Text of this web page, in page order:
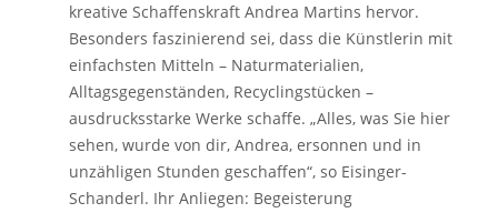
kreative Schaffenskraft Andrea Martins hervor.
Besonders faszinierend sei, dass die Künstlerin mit
einfachsten Mitteln – Naturmaterialien,
Alltagsgegenständen, Recyclingstücken –
ausdrucksstarke Werke schaffe. „Alles, was Sie hier
sehen, wurde von dir, Andrea, ersonnen und in
unzähligen Stunden geschaffen“, so Eisinger-
Schanderl. Ihr Anliegen: Begeisterung